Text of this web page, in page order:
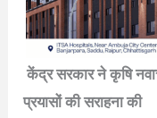
केंद्र सरकार ने कृषि
प्रयासों की सराहना की